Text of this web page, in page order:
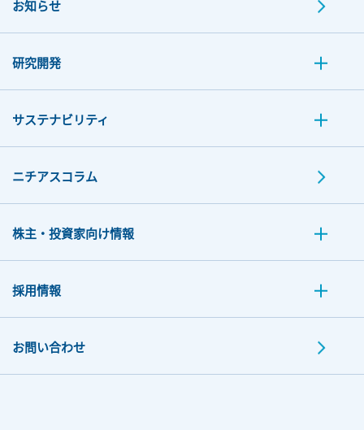
お知らせ
研究開発
サステナビリティ
ニチアスコラム
株主・投資家向け情報
採用情報
お問い合わせ